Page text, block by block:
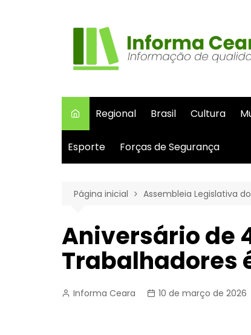
Regional Brasil Cultura
Esporte Forças de Segurança
Página inicial Assembleia Legislativa
Aniversário de
Trabalhadores
Informa Ceara 10 de março de 2026